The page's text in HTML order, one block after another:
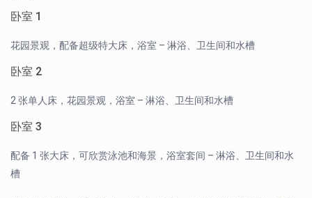
卧室 1
花园景观，配备超级特大床，浴室 – 淋浴、卫生间和水槽
卧室 2
2 张单人床，花园景观，浴室 – 淋浴、卫生间和水槽
卧室 3
配备 1 张大床，可欣赏泳池和海景，浴室套间 – 淋浴、卫生间和水
槽